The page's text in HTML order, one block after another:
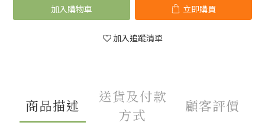
加入購物車 立即購買
加入追蹤清單
商品描述
送貨及付款
方式
顧客評價